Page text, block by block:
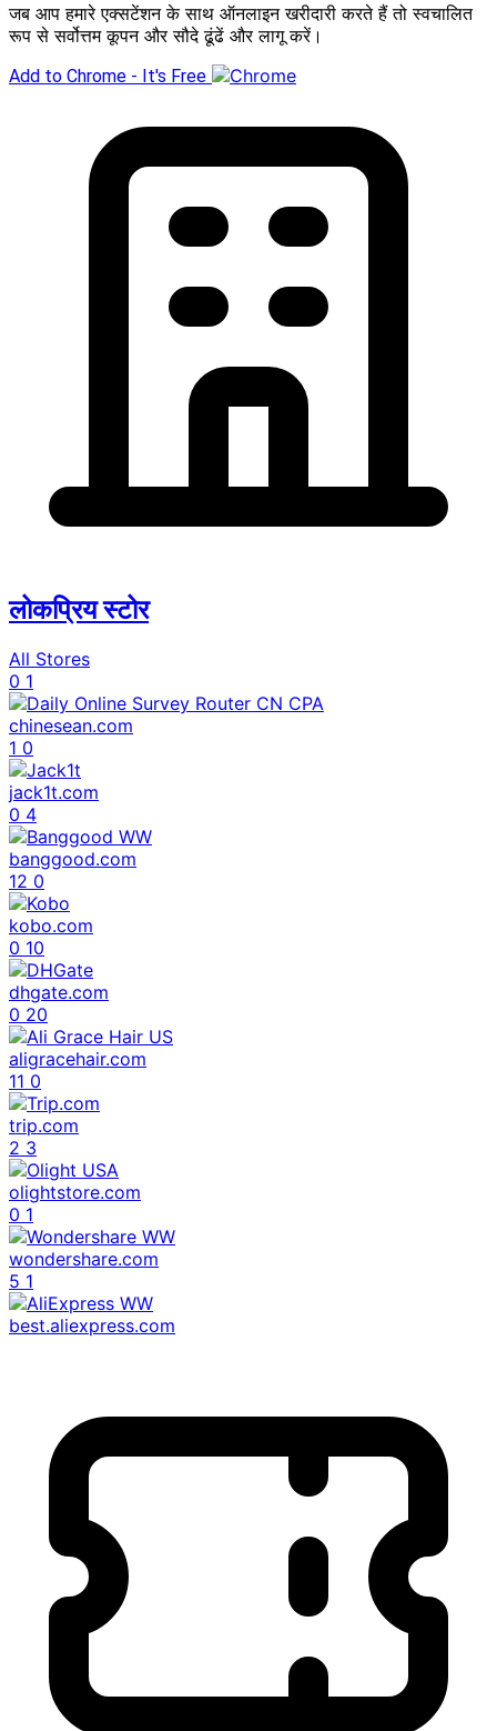
जब आप हमारे एक्सटेंशन के साथ ऑनलाइन खरीदारी करते हैं तो स्वचालित
रूप से सर्वोत्तम कूपन और सौदे ढूंढें और लागू करें।
Add to Chrome - It's Free
लोकप्रिय स्टोर
All Stores
0 1
chinesean.com
1 0
jack1t.com
0 4
banggood.com
12 0
kobo.com
0 10
dhgate.com
0 20
aligracehair.com
11 0
trip.com
2 3
olightstore.com
0 1
wondershare.com
5 1
best.aliexpress.com